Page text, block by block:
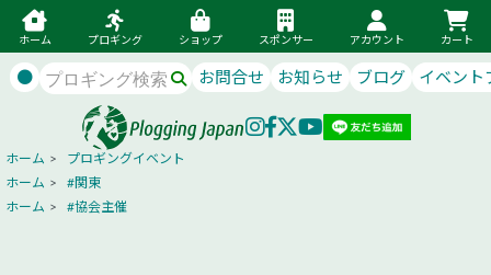
ホーム プロギング ショップ スポンサー アカウント カート
● お問合せ お知らせ ブログ イベント
ホーム >
プロギングイベント
ホーム >
#関東
ホーム > #協会主催